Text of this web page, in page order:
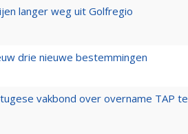
langer weg uit Golfregio
drie nieuwe bestemmingen
vakbond over overname TAP te